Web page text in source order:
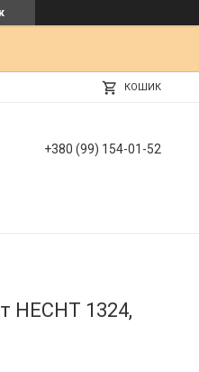
КОШИК
+380 (99) 154-01-52
HECHT 1324,